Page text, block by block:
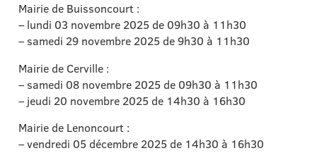
Mairie de Buissoncourt :
– lundi 03 novembre 2025 de 09h30 à 11h30
– samedi 29 novembre 2025 de 9h30 à 11h30
Mairie de Cerville :
– samedi 08 novembre 2025 de 09h30 à 11h30
– jeudi 20 novembre 2025 de 14h30 à 16h30
Mairie de Lenoncourt :
– vendredi 05 décembre 2025 de 14h30 à 16h30